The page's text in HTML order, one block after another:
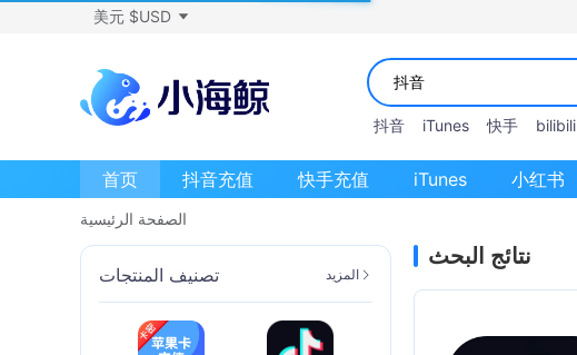
美元 $USD
抖音 iTunes 快手 bilibili
首页 抖音充值 快手充值 iTunes 小红书
الصفحة الرئيسية
تصنيف المنتجات المزيد
نتائج البحث